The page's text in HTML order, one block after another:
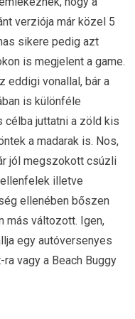
verziója már közel 5
sikere pedig azt
is megjelent a game.
eddigi vonallal, bár a
is különféle
célba juttatni a zöld kis
a madarak is. Nos,
jól megszokott csúzli
illetve
ellenében bőszen
más változott. Igen,
egy autóversenyes
vagy a Beach Buggy